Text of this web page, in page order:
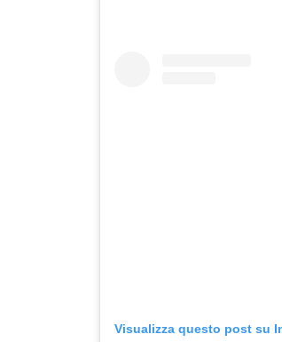
Visualizza questo post su